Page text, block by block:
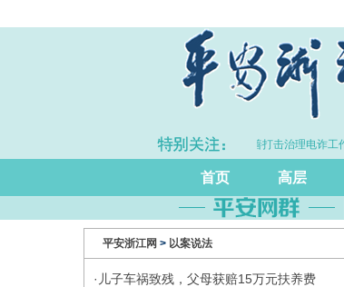
·浙江持续完善打击治理电诈工作
首页 高层
平安浙江网 > 以案说法
· 儿子车祸致残，父母获赔15万元扶养费